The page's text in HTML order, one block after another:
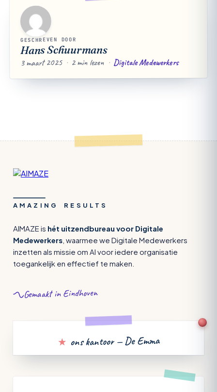
GESCHREVEN DOOR
Hans Schuurmans
3 maart 2025 · 2 min lezen · Digitale Medewerkers
AMAZING RESULTS
AIMAZE is hét uitzendbureau voor Digitale
Medewerkers, waarmee we Digitale Medewerkers
inzetten als missie om AI voor iedere organisatie
toegankelijk en effectief te maken.
Gemaakt in Eindhoven
★ ons kantoor — De Emma